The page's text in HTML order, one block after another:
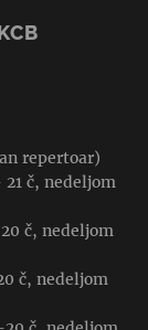
repertoar)
č, nedeljom
č, nedeljom
č, nedeljom